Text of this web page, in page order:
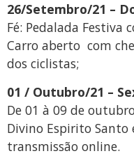
26/Setembro/21 –
Fé: Pedalada Festiva
Carro aberto com
dos ciclistas;
01 / Outubro/21 –
De 01 à 09 de
Divino Espirito Santo
transmissão online.